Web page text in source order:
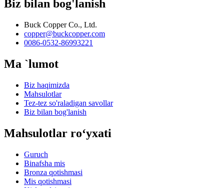
Biz bilan bog'lanish
Buck Copper Co., Ltd.
copper@buckcopper.com
0086-0532-86993221
Ma `lumot
Biz haqimizda
Mahsulotlar
Tez-tez so'raladigan savollar
Biz bilan bog'lanish
Mahsulotlar roʻyxati
Guruch
Binafsha mis
Bronza qotishmasi
Mis qotishmasi